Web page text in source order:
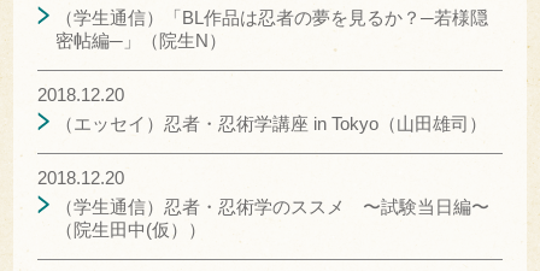
（学生通信）「BL作品は忍者の夢を見るか？─若様隠
密帖編─」（院生N）
（エッセイ）忍者・忍術学講座 in Tokyo（山田雄司）
2018.12.20
（学生通信）忍者・忍術学のススメ 〜試験当日編〜
（院生田中(仮））
2018.12.20